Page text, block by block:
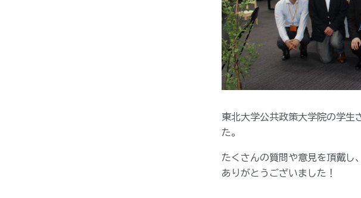
東北大学公共政策大学院の学生
た。
たくさんの質問や意見を頂戴し
ありがとうございました！